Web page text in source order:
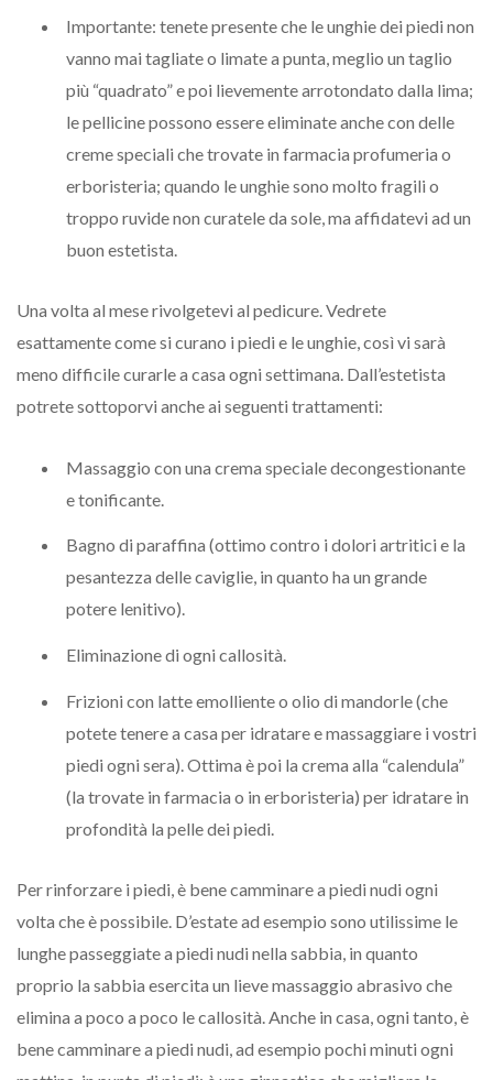
Importante: tenete presente che le unghie dei piedi non
vanno mai tagliate o limate a punta, meglio un taglio
più “quadrato” e poi lievemente arrotondato dalla lima;
le pellicine possono essere eliminate anche con delle
creme speciali che trovate in farmacia profumeria o
erboristeria; quando le unghie sono molto fragili o
troppo ruvide non curatele da sole, ma affidatevi ad un
buon estetista.
Una volta al mese rivolgetevi al pedicure. Vedrete
esattamente come si curano i piedi e le unghie, così vi sarà
meno difficile curarle a casa ogni settimana. Dall’estetista
potrete sottoporvi anche ai seguenti trattamenti:
Massaggio con una crema speciale decongestionante
e tonificante.
Bagno di paraffina (ottimo contro i dolori artritici e la
pesantezza delle caviglie, in quanto ha un grande
potere lenitivo).
Eliminazione di ogni callosità.
Frizioni con latte emolliente o olio di mandorle (che
potete tenere a casa per idratare e massaggiare i vostri
piedi ogni sera). Ottima è poi la crema alla “calendula”
(la trovate in farmacia o in erboristeria) per idratare in
profondità la pelle dei piedi.
Per rinforzare i piedi, è bene camminare a piedi nudi ogni
volta che è possibile. D’estate ad esempio sono utilissime le
lunghe passeggiate a piedi nudi nella sabbia, in quanto
proprio la sabbia esercita un lieve massaggio abrasivo che
elimina a poco a poco le callosità. Anche in casa, ogni tanto, è
bene camminare a piedi nudi, ad esempio pochi minuti ogni